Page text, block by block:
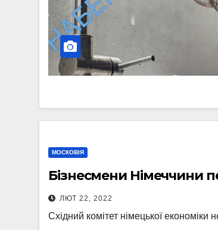
МОСКОВІЯ
Бізнесмени Німеччини
ЛЮТ 22, 2022
Східний комітет німецької економіки